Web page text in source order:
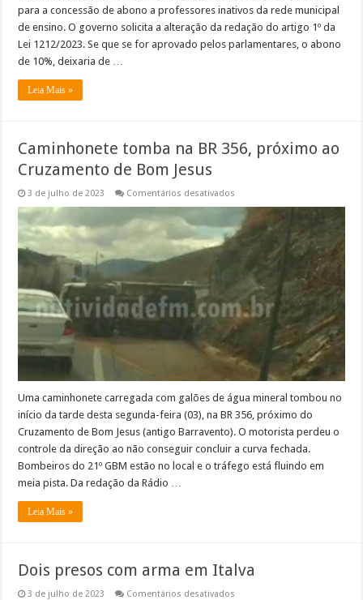
para a concessão de abono a professores inativos da rede municipal
de ensino. O governo solicita a alteração da redação do artigo 1º da
Lei 1212/2023. Se que se for aprovado pelos parlamentares, o abono
de 10%, deixaria de …
Leia Mais »
Caminhonete tomba na BR 356, próximo ao
Cruzamento de Bom Jesus
3 de julho de 2023 Comentários desativados
na
BR
Cruzamento
Bom
Jesus
Uma caminhonete carregada com galões de água mineral tombou no
início da tarde desta segunda-feira (03), na BR 356, próximo do
Cruzamento de Bom Jesus (antigo Barravento). O motorista perdeu o
controle da direção ao não conseguir concluir a curva fechada.
Bombeiros do 21º GBM estão no local e o tráfego está fluindo em
meia pista. Da redação da Rádio …
Leia Mais »
Dois presos com arma em Italva
3 de julho de 2023 Comentários desativados